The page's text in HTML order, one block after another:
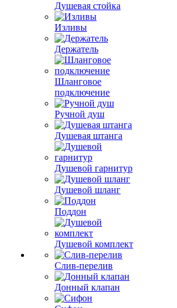
Душевая стойка
Изливы
Держатель
Шланговое
подключение
Ручной душ
Душевая штанга
Душевой гарнитур
Душевой шланг
Поддон
Душевой комплект
Слив-перелив
Донный клапан